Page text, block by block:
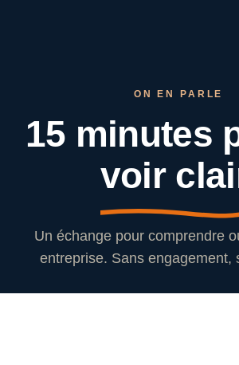
ON EN PARLE
15 minutes
voir
Un échange pour comprendre
entreprise. Sans engagement,